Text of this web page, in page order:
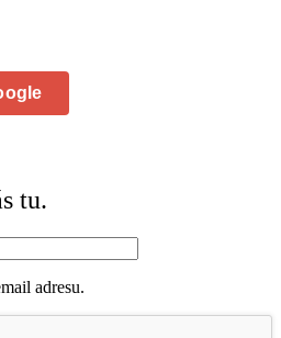
tu.
adresu.